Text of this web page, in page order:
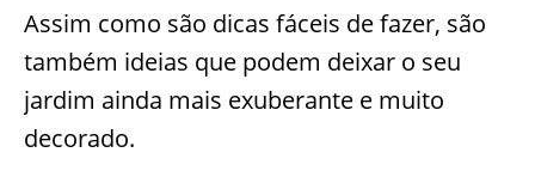
Assim como são dicas fáceis de fazer, são
também ideias que podem deixar o seu
jardim ainda mais exuberante e muito
decorado.